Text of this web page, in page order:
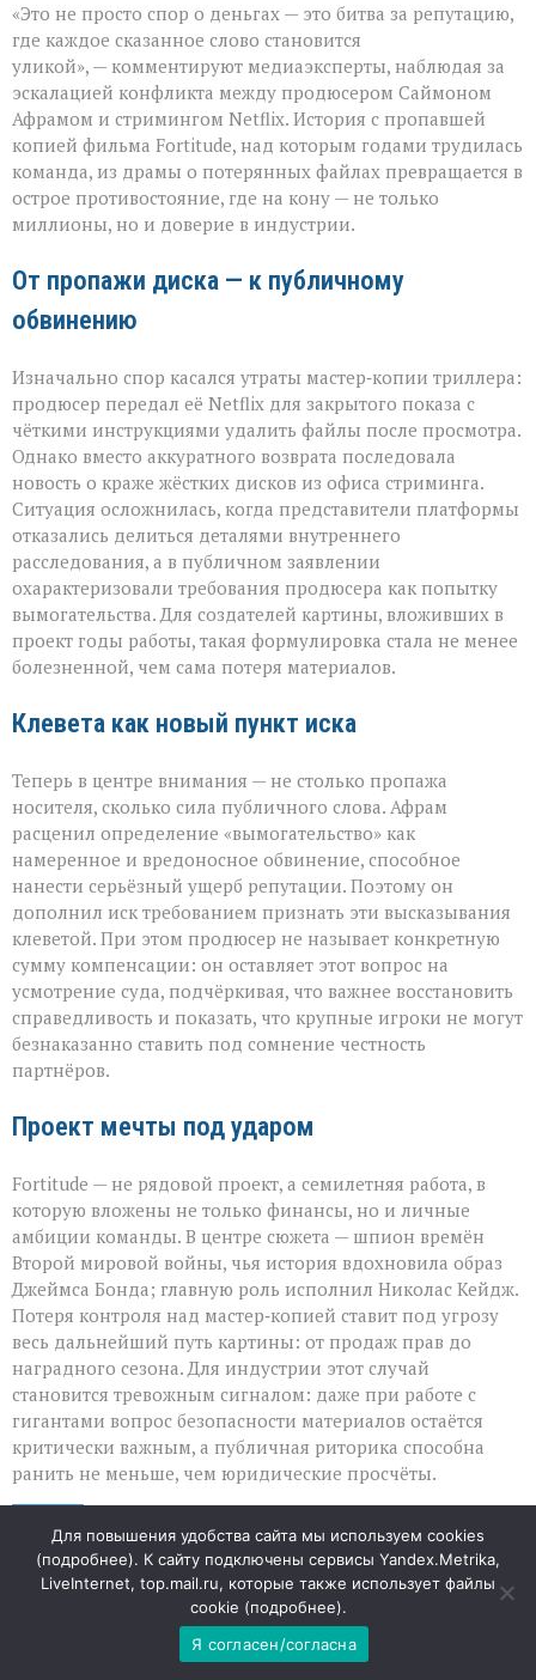
слово
больнее
иска:
новый
виток
спора
Netflix
и
продюсера»
«Это не просто спор о деньгах — это битва за репутацию,
где каждое сказанное слово становится
уликой», — комментируют медиаэксперты, наблюдая за
эскалацией конфликта между продюсером Саймоном
Афрамом и стримингом Netflix. История с пропавшей
копией фильма Fortitude, над которым годами трудилась
команда, из драмы о потерянных файлах превращается в
острое противостояние, где на кону — не только
миллионы, но и доверие в индустрии.
От пропажи диска — к публичному
обвинению
Изначально спор касался утраты мастер‑копии триллера:
продюсер передал её Netflix для закрытого показа с
чёткими инструкциями удалить файлы после просмотра.
Однако вместо аккуратного возврата последовала
новость о краже жёстких дисков из офиса стриминга.
Ситуация осложнилась, когда представители платформы
отказались делиться деталями внутреннего
расследования, а в публичном заявлении
охарактеризовали требования продюсера как попытку
вымогательства. Для создателей картины, вложивших в
проект годы работы, такая формулировка стала не менее
болезненной, чем сама потеря материалов.
Клевета как новый пункт иска
Теперь в центре внимания — не столько пропажа
носителя, сколько сила публичного слова. Афрам
расценил определение «вымогательство» как
намеренное и вредоносное обвинение, способное
нанести серьёзный ущерб репутации. Поэтому он
дополнил иск требованием признать эти высказывания
клеветой. При этом продюсер не называет конкретную
сумму компенсации: он оставляет этот вопрос на
усмотрение суда, подчёркивая, что важнее восстановить
справедливость и показать, что крупные игроки не могут
безнаказанно ставить под сомнение честность
партнёров.
Проект мечты под ударом
Fortitude — не рядовой проект, а семилетняя работа, в
которую вложены не только финансы, но и личные
амбиции команды. В центре сюжета — шпион времён
Второй мировой войны, чья история вдохновила образ
Джеймса Бонда; главную роль исполнил Николас Кейдж.
Потеря контроля над мастер‑копией ставит под угрозу
весь дальнейший путь картины: от продаж прав до
наградного сезона. Для индустрии этот случай
становится тревожным сигналом: даже при работе с
гигантами вопрос безопасности материалов остаётся
критически важным, а публичная риторика способна
ранить не меньше, чем юридические просчёты.
09
АВГ
«Когда математика не
Для повышения удобства сайта мы используем cookies
(подробнее). К сайту подключены сервисы Yandex.Metrika,
LiveInternet, top.mail.ru, которые также использует файлы
cookie (подробнее).
Я согласен/согласна